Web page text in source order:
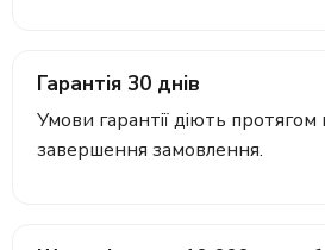
Гарантія 30 днів
Умови гарантії діють протягом
завершення замовлення.